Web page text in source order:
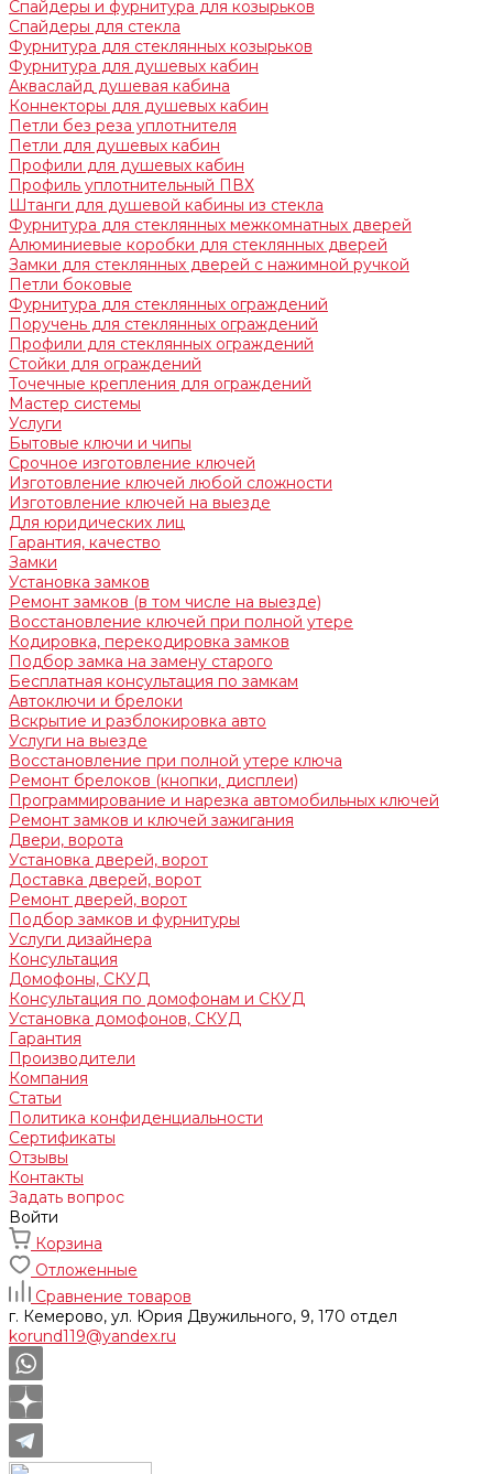
Спайдеры и фурнитура для козырьков
Спайдеры для стекла
Фурнитура для стеклянных козырьков
Фурнитура для душевых кабин
Акваслайд душевая кабина
Коннекторы для душевых кабин
Петли без реза уплотнителя
Петли для душевых кабин
Профили для душевых кабин
Профиль уплотнительный ПВХ
Штанги для душевой кабины из стекла
Фурнитура для стеклянных межкомнатных дверей
Алюминиевые коробки для стеклянных дверей
Замки для стеклянных дверей с нажимной ручкой
Петли боковые
Фурнитура для стеклянных ограждений
Поручень для стеклянных ограждений
Профили для стеклянных ограждений
Стойки для ограждений
Точечные крепления для ограждений
Мастер системы
Услуги
Бытовые ключи и чипы
Срочное изготовление ключей
Изготовление ключей любой сложности
Изготовление ключей на выезде
Для юридических лиц
Гарантия, качество
Замки
Установка замков
Ремонт замков (в том числе на выезде)
Восстановление ключей при полной утере
Кодировка, перекодировка замков
Подбор замка на замену старого
Бесплатная консультация по замкам
Автоключи и брелоки
Вскрытие и разблокировка авто
Услуги на выезде
Восстановление при полной утере ключа
Ремонт брелоков (кнопки, дисплеи)
Программирование и нарезка автомобильных ключей
Ремонт замков и ключей зажигания
Двери, ворота
Установка дверей, ворот
Доставка дверей, ворот
Ремонт дверей, ворот
Подбор замков и фурнитуры
Услуги дизайнера
Консультация
Домофоны, СКУД
Консультация по домофонам и СКУД
Установка домофонов, СКУД
Гарантия
Производители
Компания
Статьи
Политика конфиденциальности
Сертификаты
Отзывы
Контакты
Задать вопрос
Войти
Корзина
Отложенные
Сравнение товаров
г. Кемерово, ул. Юрия Двужильного, 9, 170 отдел
korund119@yandex.ru